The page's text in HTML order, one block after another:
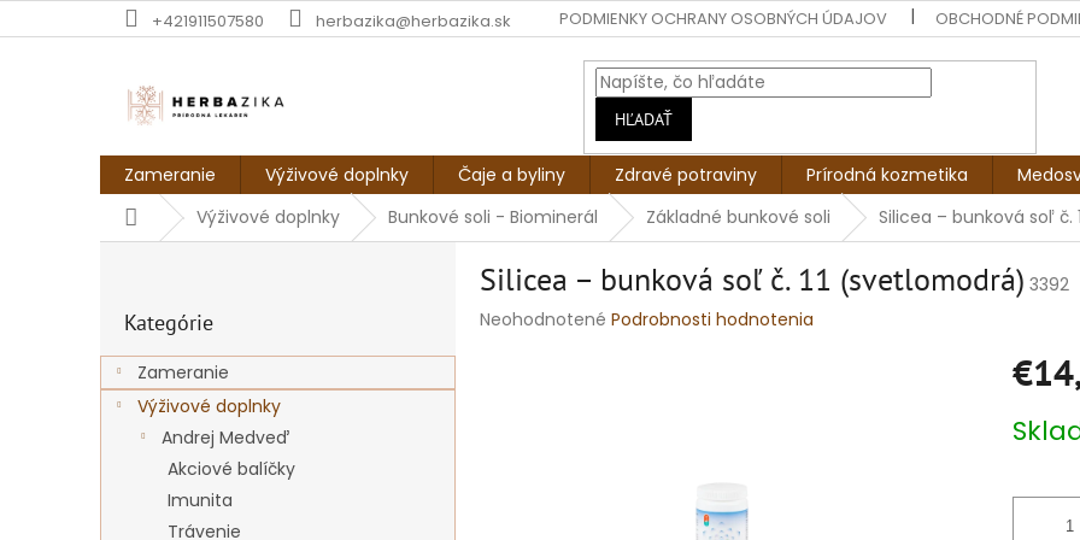
na
+421911507580 herbazika@herbazika.sk PODMIENKY OCHRANY OSOBNÝCH ÚDAJOV OBCHODNÉ
HĽADAŤ
Zameranie Výživové doplnky Čaje a byliny Zdravé potraviny Prírodná kozmetika
DomovVýživové doplnky Bunkové soli - Biominerál Základné bunkové soli Silicea – bunková soľ č.
ý
p
kategórie
Kategórie
Zameranie
Výživové doplnky
Andrej Medveď
Akciové balíčky
Imunita
Trávenie
Silicea – bunková soľ č. 11 (svetlomodrá) 3392
Priemerné
Neohodnotené Podrobnosti hodnotenia
cena: